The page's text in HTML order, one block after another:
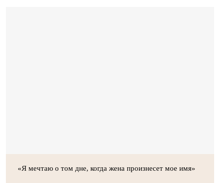
«Я мечтаю о том дне, когда жена произнесет мое имя»